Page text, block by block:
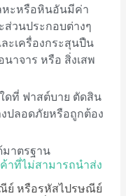
หะหรือหินอันมีค่า
ส่วนประกอบต่างๆ
ะเครื่องกระสุนปืน
าจาร หรือ สิ่งเสพ
ดที่ ฟาสต์บาย ตัดสิน
ปลอดภัยหรือถูกต้อง
าตรฐาน
าที่ไม่สามารถนำส่ง
ย์ หรือรหัสไปรษณีย์